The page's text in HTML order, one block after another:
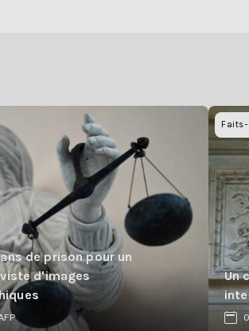
de prison pour un
d'images
Un